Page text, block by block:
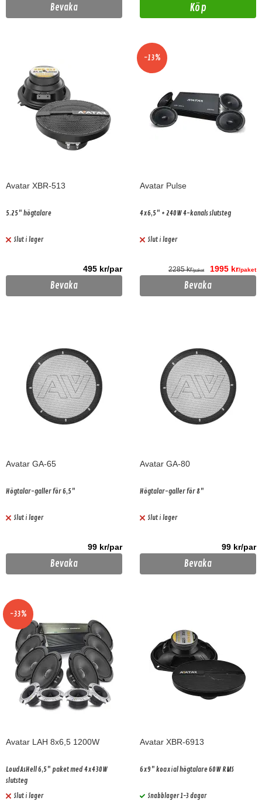
Bevaka Köp
Avatar XBR-513
5.25" högtalare
Slut i lager
495 kr/par
Bevaka
-13%
Avatar Pulse
4x6,5" + 240W 4-kanals slutsteg
Slut i lager
2285 kr/paket 1995 kr/paket
Bevaka
Avatar GA-65
Högtalar-galler för 6,5"
Slut i lager
99 kr/par
Bevaka
Avatar GA-80
Högtalar-galler för 8"
Slut i lager
99 kr/par
Bevaka
-33%
Avatar LAH 8x6,5 1200W
LoudAsHell 6,5" paket med 4x430W
slutsteg
Slut i lager
Avatar XBR-6913
6x9" koaxial högtalare 60W RMS
Snabblager 1-3 dagar